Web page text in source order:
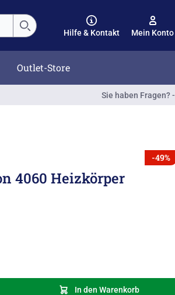
Hilfe & Kontakt Mein Konto
Outlet-Store
Sie haben Fragen?
4060 Heizkörper
-49%
In den Warenkorb